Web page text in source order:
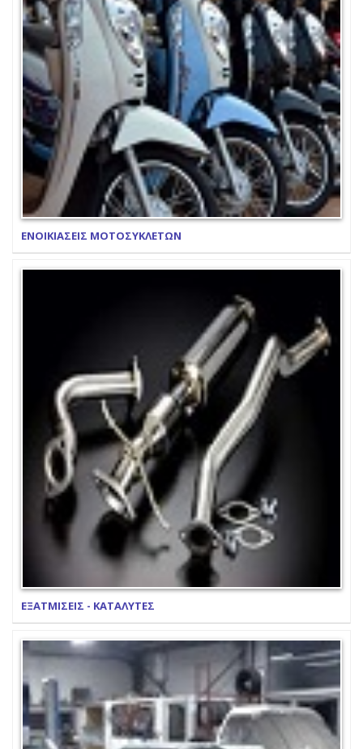
ΕΝΟΙΚΙΑΣΕΙΣ ΜΟΤΟΣΥΚΛΕΤΩΝ
ΕΞΑΤΜΙΣΕΙΣ - ΚΑΤΑΛΥΤΕΣ